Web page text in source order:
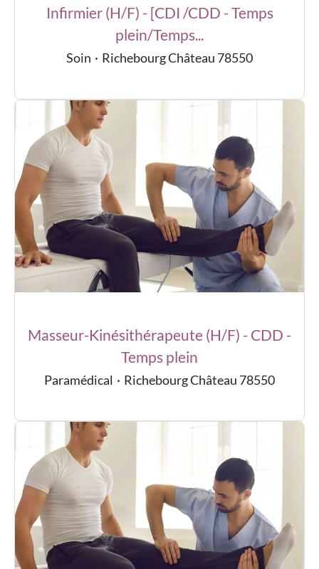
Infirmier (H/F) - [CDI /CDD - Temps
plein/Temps...
Soin · Richebourg Château 78550
Masseur-Kinésithérapeute (H/F) - CDD -
Temps plein
Paramédical · Richebourg Château 78550